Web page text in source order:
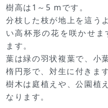
樹高は1～5 mです。
分枝した枝が地上を這う
い高杯形の花を咲かせ
ます。
葉は緑の羽状複葉で、小
楕円形で、対生に付きま
樹木は庭植えや、公園植
なります。